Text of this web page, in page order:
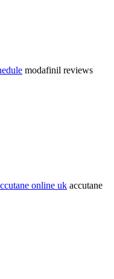
modafinil reviews
online uk accutane